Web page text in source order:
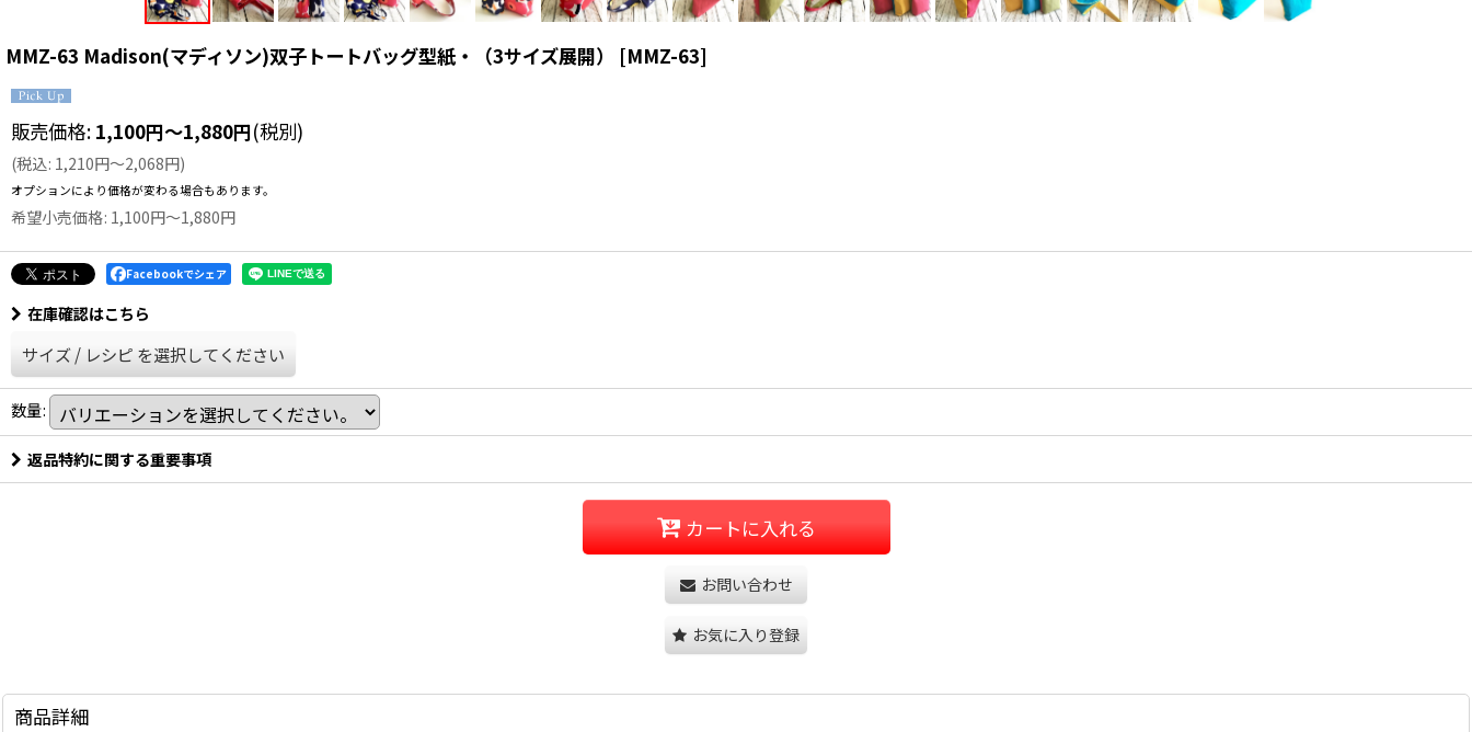
MMZ-63 Madison(マディソン)双子トートバッグ型紙・（3サイズ展開） [MMZ-63]
販売価格: 1,100円～1,880円(税別)
(税込: 1,210円～2,068円)
オプションにより価格が変わる場合もあります。
希望小売価格: 1,100円～1,880円
Facebookでシェア
在庫確認はこちら
サイズ/ レシピ を選択してください
数量:
返品特約に関する重要事項
カートに入れる
お問い合わせ
お気に入り登録
商品詳細